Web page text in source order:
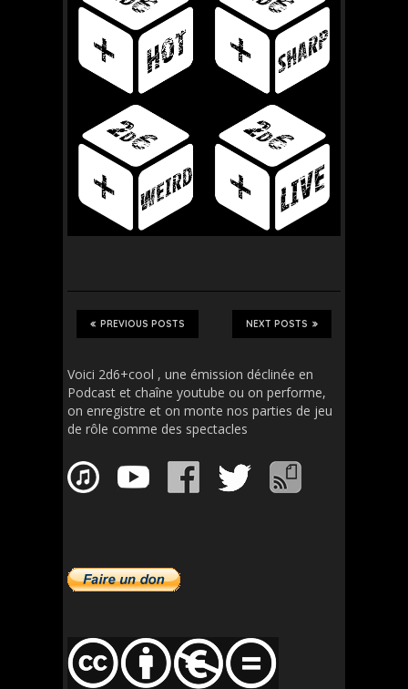
PREVIOUS POSTS NEXT POSTS
Voici 2d6+cool , une émission déclinée en
Podcast et chaîne youtube ou on performe,
on enregistre et on monte nos parties de jeu
de rôle comme des spectacles